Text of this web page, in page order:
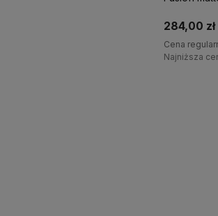
284,00 zł
Cena
Najniższa